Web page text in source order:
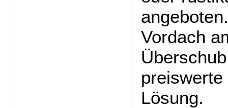
Vordach
Lösung.